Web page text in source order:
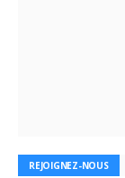
REJOIGNEZ-NOUS